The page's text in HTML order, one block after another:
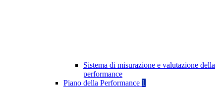
Sistema di misurazione e valutazione della
performance
Piano della Performance 1